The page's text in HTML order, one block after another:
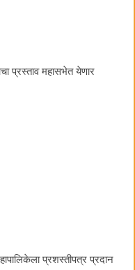
प्रस्ताव महासभेत येणार
प्रशस्तीपत्र प्रदान